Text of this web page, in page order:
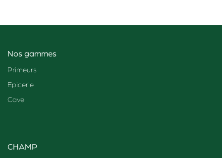
Nos gammes
Primeurs
Epicerie
Cave
CHAMP